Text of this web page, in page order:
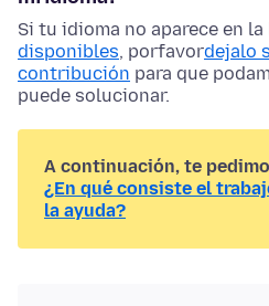
Si tu idioma no aparece en
disponibles, porfavordejalo
contribución para que
puede solucionar.
A continuación, te
¿En qué consiste el
la ayuda?